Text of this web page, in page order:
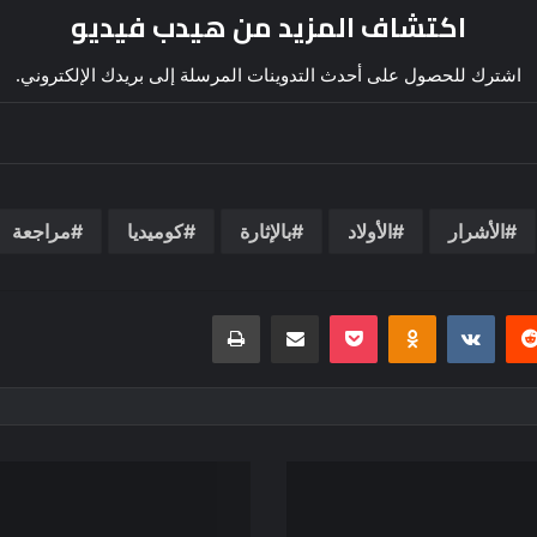
اكتشاف المزيد من هيدب فيديو
اشترك للحصول على أحدث التدوينات المرسلة إلى بريدك الإلكتروني.
الأشرار الأولاد بالإثارة كوميديا مراجعة
Odnoklassniki
بوكيت مشاركة عبر البريد طباعة